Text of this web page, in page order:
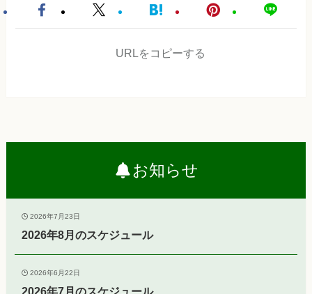
URLをコピーする
お知らせ
2026年7月23日
2026年8月のスケジュール
2026年6月22日
2026年7月のスケジュール